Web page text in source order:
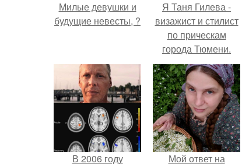
Милые девушки и
будущие невесты, ?
Я Таня Гилева -
визажист и стилист
по прическам
города Тюмени.
В 2006 году
Мой ответ на